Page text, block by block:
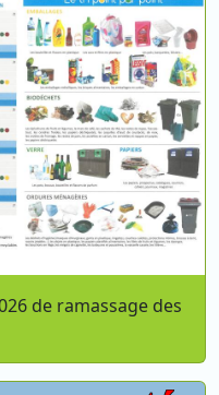
de ramassage des